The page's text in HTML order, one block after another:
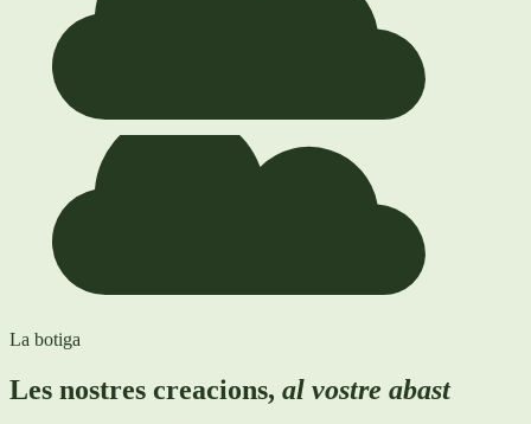
La botiga
Les nostres creacions, al vostre abast